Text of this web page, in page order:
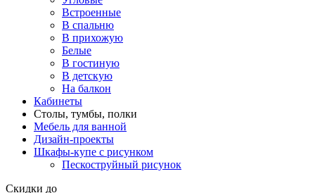
Встроенные
В спальню
В прихожую
Белые
В гостиную
В детскую
На балкон
Кабинеты
Столы, тумбы, полки
Мебель для ванной
Дизайн-проекты
Шкафы-купе с рисунком
Пескоструйный рисунок
Скидки до